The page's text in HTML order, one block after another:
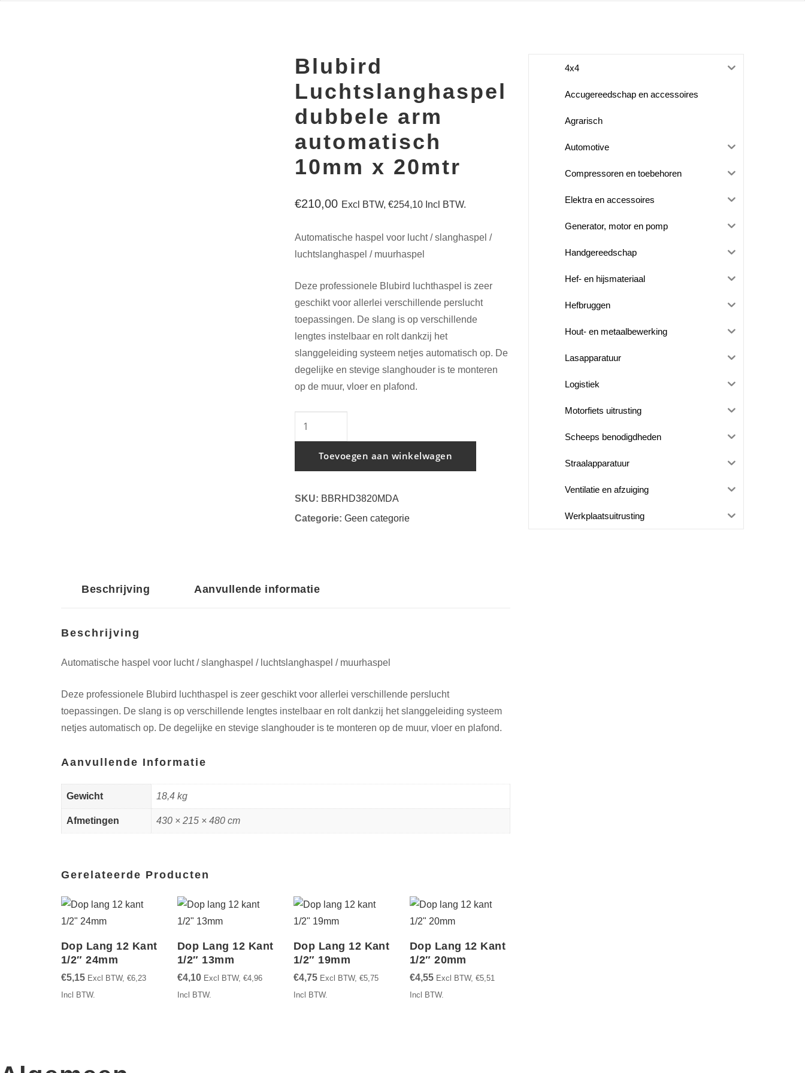
Blubird
Luchtslanghaspel
dubbele arm
automatisch
10mm x 20mtr
€210,00 Excl BTW, €254,10 Incl BTW.
Automatische haspel voor lucht / slanghaspel /
luchtslanghaspel / muurhaspel
Deze professionele Blubird luchthaspel is zeer
geschikt voor allerlei verschillende perslucht
toepassingen. De slang is op verschillende
lengtes instelbaar en rolt dankzij het
slanggeleiding systeem netjes automatisch op. De
degelijke en stevige slanghouder is te monteren
op de muur, vloer en plafond.
dubbele
arm
10mm
x
Toevoegen aan winkelwagen
SKU: BBRHD3820MDA
Categorie: Geen categorie
Beschrijving Aanvullende informatie
Beschrijving
Automatische haspel voor lucht / slanghaspel / luchtslanghaspel / muurhaspel
Deze professionele Blubird luchthaspel is zeer geschikt voor allerlei verschillende perslucht
toepassingen. De slang is op verschillende lengtes instelbaar en rolt dankzij het slanggeleiding systeem
netjes automatisch op. De degelijke en stevige slanghouder is te monteren op de muur, vloer en plafond.
Aanvullende Informatie
Gewicht 18,4 kg
Afmetingen 430 × 215 × 480 cm
Gerelateerde Producten
Dop Lang 12 Kant
1/2″ 24mm
€5,15 Excl BTW, €6,23
Incl BTW.
Dop Lang 12 Kant
1/2″ 13mm
€4,10 Excl BTW, €4,96
Incl BTW.
Dop Lang 12 Kant
1/2″ 19mm
€4,75 Excl BTW, €5,75
Incl BTW.
Dop Lang 12 Kant
1/2″ 20mm
€4,55 Excl BTW, €5,51
Incl BTW.
4x4
Accugereedschap en accessoires
Agrarisch
Automotive
Compressoren en toebehoren
Elektra en accessoires
Generator, motor en pomp
Handgereedschap
Hef- en hijsmateriaal
Hefbruggen
Hout- en metaalbewerking
Lasapparatuur
Logistiek
Motorfiets uitrusting
Scheeps benodigdheden
Straalapparatuur
Ventilatie en afzuiging
Werkplaatsuitrusting